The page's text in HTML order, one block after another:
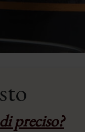
preciso?